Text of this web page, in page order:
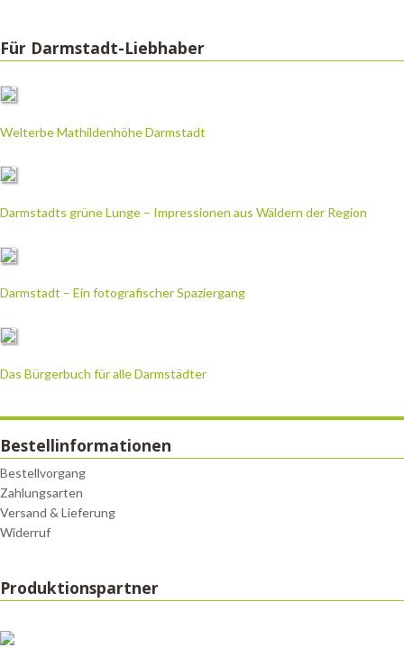
Für Darmstadt-Liebhaber
Welterbe Mathildenhöhe Darmstadt
Darmstadts grüne Lunge – Impressionen aus Wäldern der Region
Darmstadt – Ein fotografischer Spaziergang
Das Bürgerbuch für alle Darmstädter
Bestellinformationen
Bestellvorgang
Zahlungsarten
Versand & Lieferung
Widerruf
Produktionspartner